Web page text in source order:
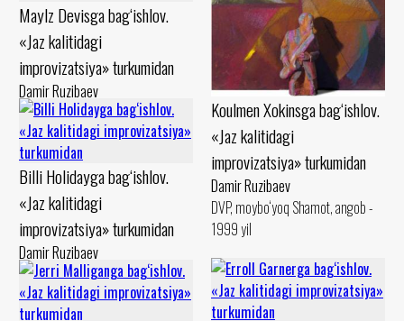
Koulmen Xokinsga bag‘ishlov.
«Jaz kalitidagi
improvizatsiya» turkumidan
Damir Ruzibaev
DVP, moybo‘yoq Shamot, angob -
1999 yil
Maylz Devisga bag‘ishlov.
«Jaz kalitidagi
improvizatsiya» turkumidan
Damir Ruzibaev
Karton, pastel Shamot, guash -
1990 yil
Billi Holidayga bag‘ishlov.
«Jaz kalitidagi
improvizatsiya» turkumidan
Damir Ruzibaev
Mato, moybo‘yoq Shamot, angob -
1999 yil